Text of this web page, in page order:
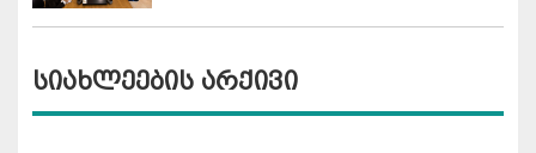
სიახლეების არქივი